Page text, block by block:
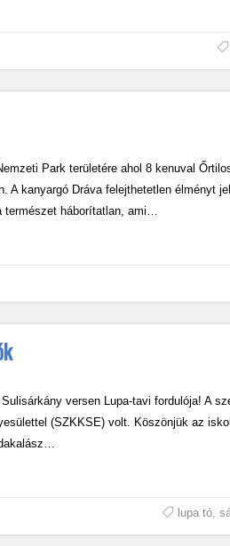
Park területére ahol 8 kenuval
A kanyargó Dráva felejthetetlen élményt
természet háborítatlan, ami…
versen Lupa-tavi fordulója! A
(SZKKSE) volt. Köszönjük az
lupa tó,